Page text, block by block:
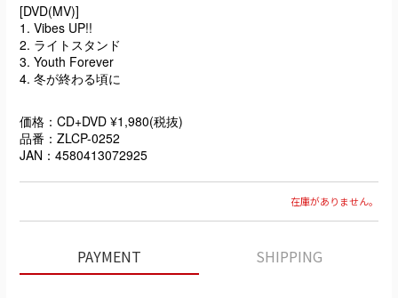
[DVD(MV)]
1. Vibes UP!!
2. ライトスタンド
3. Youth Forever
4. 冬が終わる頃に
価格：CD+DVD ¥1,980(税抜)
品番：ZLCP-0252
JAN：4580413072925
在庫がありません。
PAYMENT SHIPPING